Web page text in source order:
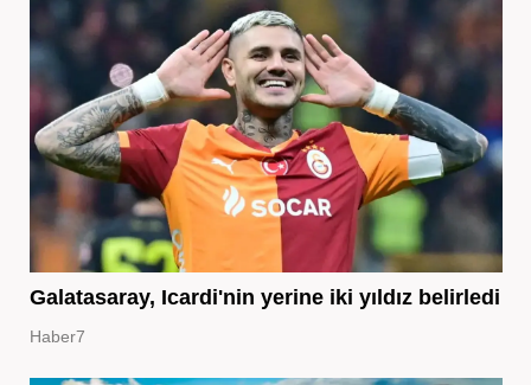
Galatasaray, Icardi'nin yerine iki yıldız belirledi
Haber7